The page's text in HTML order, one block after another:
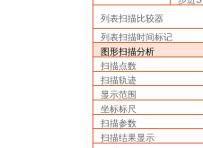
列表扫描比较器
列表扫描时间标记
图形扫描分析
扫描点数
扫描轨迹
显示范围
坐标标尺
扫描参数
扫描结果显示